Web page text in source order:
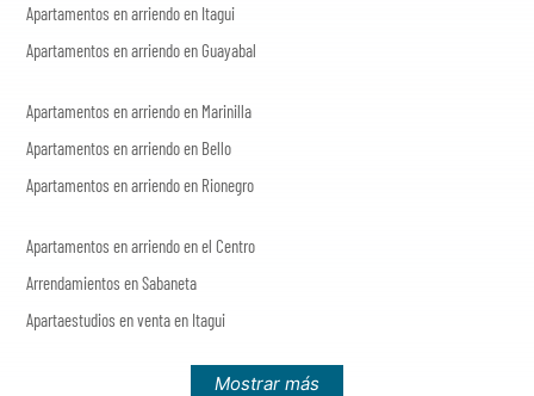
Apartamentos en arriendo en Itagui
Apartamentos en arriendo en Guayabal
Apartamentos en arriendo en Marinilla
Apartamentos en arriendo en Bello
Apartamentos en arriendo en Rionegro
Apartamentos en arriendo en el Centro
Arrendamientos en Sabaneta
Apartaestudios en venta en Itagui
Mostrar más